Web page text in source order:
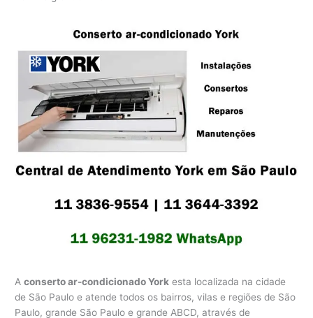
Aconserto ar-condicionado York esta localizada na cidade
de São Paulo e atende todos os bairros, vilas e regiões de São
Paulo, grande São Paulo e grande ABCD, através de